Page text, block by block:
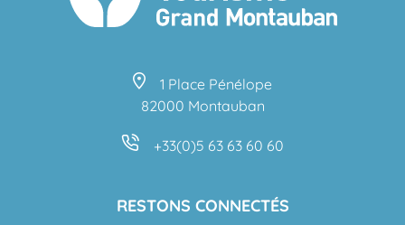
1 Place Pénélope
82000 Montauban
+33(0)5 63 63 60 60
RESTONS CONNECTÉS